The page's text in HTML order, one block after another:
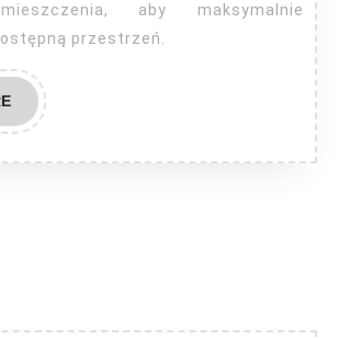
aby maksymalnie
przestrzeń.
READ
MORE